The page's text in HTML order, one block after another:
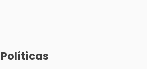
Políticas